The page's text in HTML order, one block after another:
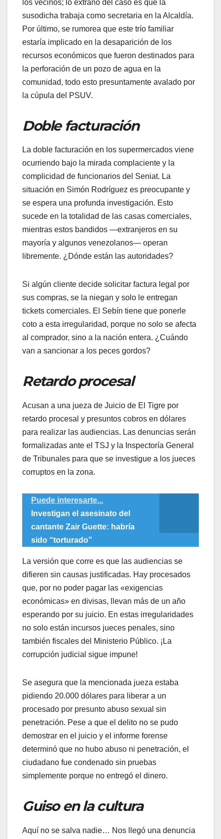
los vecinos; lo extraño del caso es que la
susodicha trabaja como secretaria en la Alcaldía.
Por último, se rumorea que este trío familiar
estaría implicado en la desaparición de los
recursos económicos que fueron destinados para
la perforación de un pozo de agua en la
comunidad, todo esto presuntamente avalado por
la cúpula del PSUV.
Doble facturación
​La doble facturación en los supermercados viene
ocurriendo bajo la mirada complaciente y la
complicidad de funcionarios del Seniat. La
situación en Simón Rodríguez es preocupante y
se espera una profunda investigación. Esto
sucede en la totalidad de las casas comerciales,
mientras estos bandidos —extranjeros en su
mayoría y algunos venezolanos— operan
libremente. ¿Dónde están las autoridades?
​Si algún cliente decide solicitar factura legal por
sus compras, se la niegan y solo le entregan
tickets comerciales. El Sebín tiene que ponerle
coto a esta irregularidad, porque no solo se afecta
al comprador, sino a la nación entera. ¿Cuándo
van a sancionar a los peces gordos?
Retardo procesal
​Acusan a una jueza de Juicio de El Tigre por
retardo procesal y presuntos cobros en dólares
para realizar las audiencias. Las denuncias serán
formalizadas ante el TSJ y la Inspectoría General
de Tribunales para que se investigue a los jueces
corruptos en la zona.
Puede interesarte...
Investigan el asesinato del
cantante Zair Guette: habría
sido “torturado”
​La versión que corre es que las audiencias se
difieren sin causas justificadas. Hay procesados
que, por no poder pagar las «exigencias
económicas» en divisas, llevan más de un año
esperando por su juicio. En estas irregularidades
no solo están incursos jueces penales, sino
también fiscales del Ministerio Público. ¡La
corrupción judicial sigue impune!
​Se asegura que la mencionada jueza estaba
pidiendo 20.000 dólares para liberar a un
procesado por presunto abuso sexual sin
penetración. Pese a que el delito no se pudo
demostrar en el juicio y el informe forense
determinó que no hubo abuso ni penetración, el
ciudadano fue condenado sin pruebas
simplemente porque no entregó el dinero.
Guiso en la cultura
​Aquí no se salva nadie… Nos llegó una denuncia